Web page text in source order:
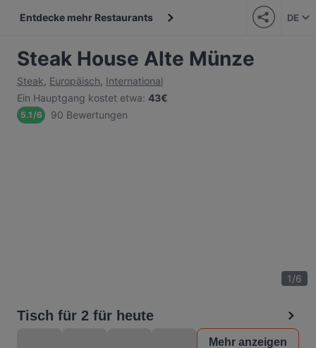
Entdecke mehr Restaurants DE
Steak House Alte Münze
Steak, Europäisch, International
Ein Hauptgang kostet etwa: 43€
5.1/6 90 Bewertungen
1/6
Tisch für 2 für heute
Mehr anzeigen